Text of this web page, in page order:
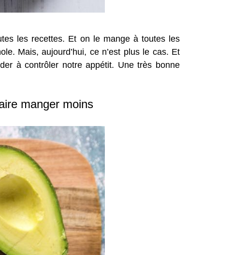
les recettes. Et on le mange à toutes les
Mais, aujourd’hui, ce n’est plus le cas. Et
à contrôler notre appétit. Une très bonne
manger moins